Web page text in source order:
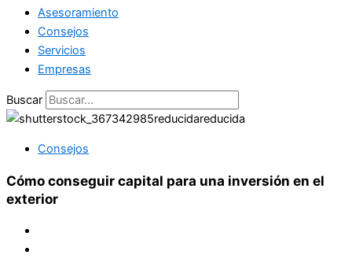
Asesoramiento
Consejos
Servicios
Empresas
Buscar
Consejos
Cómo conseguir capital para una inversión en el
exterior